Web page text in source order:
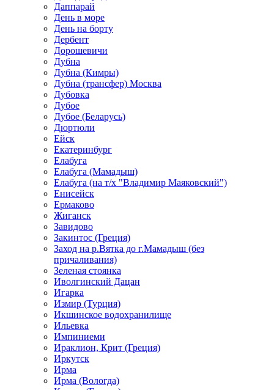
Даппарай
День в море
День на борту
Дербент
Дорошевичи
Дубна
Дубна (Кимры)
Дубна (трансфер) Москва
Дубовка
Дубое
Дубое (Беларусь)
Дюртюли
Ейск
Екатеринбург
Елабуга
Елабуга (Мамадыш)
Елабуга (на т/х "Владимир Маяковский")
Енисейск
Ермаково
Жиганск
Завидово
Закинтос (Греция)
Заход на р.Вятка до г.Мамадыш (без
причаливания)
Зеленая стоянка
Иволгинский Дацан
Игарка
Измир (Турция)
Икшинское водохранилище
Ильевка
Импиниеми
Ираклион, Крит (Греция)
Иркутск
Ирма
Ирма (Вологда)